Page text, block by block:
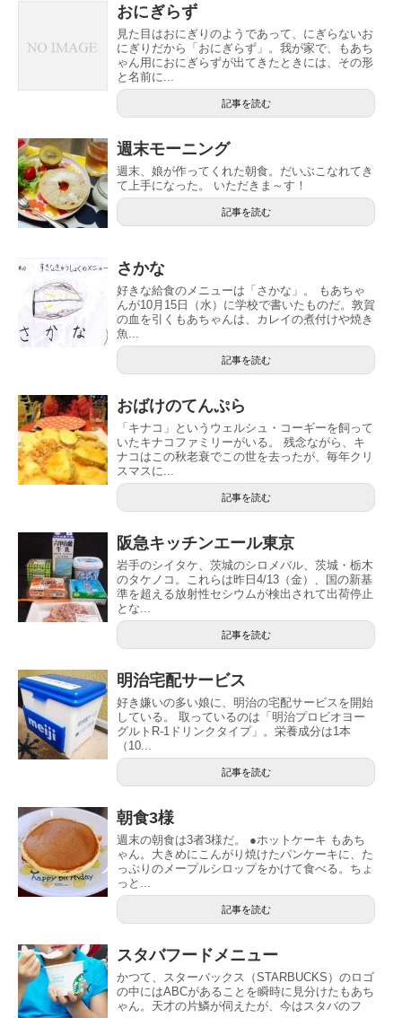
おにぎらず
見た目はおにぎりのようであって、にぎらないお
にぎりだから「おにぎらず」。我が家で、もあち
ゃん用におにぎらずが出てきたときには、その形
と名前に...
記事を読む
週末モーニング
週末、娘が作ってくれた朝食。だいぶこなれてき
て上手になった。 いただきま～す！
記事を読む
さかな
好きな給食のメニューは「さかな」。 もあちゃ
んが10月15日（水）に学校で書いたものだ。敦賀
の血を引くもあちゃんは、カレイの煮付けや焼き
魚...
記事を読む
おばけのてんぷら
「キナコ」というウェルシュ・コーギーを飼って
いたキナコファミリーがいる。 残念ながら、キ
ナコはこの秋老衰でこの世を去ったが、毎年クリ
スマスに...
記事を読む
阪急キッチンエール東京
岩手のシイタケ、茨城のシロメバル、茨城・栃木
のタケノコ。これらは昨日4/13（金）、国の新基
準を超える放射性セシウムが検出されて出荷停止
とな...
記事を読む
明治宅配サービス
好き嫌いの多い娘に、明治の宅配サービスを開始
している。 取っているのは「明治プロビオヨー
グルトR-1ドリンクタイプ」。栄養成分は1本
（10...
記事を読む
朝食3様
週末の朝食は3者3様だ。 ●ホットケーキ もあち
ゃん。大きめにこんがり焼けたパンケーキに、た
っぷりのメープルシロップをかけて食べる。ちょ
っと...
記事を読む
スタバフードメニュー
かつて、スターバックス（STARBUCKS）のロゴ
の中にはABCがあることを瞬時に見分けたもあち
ゃん。天才の片鱗が伺えたが、今はスタバのフ